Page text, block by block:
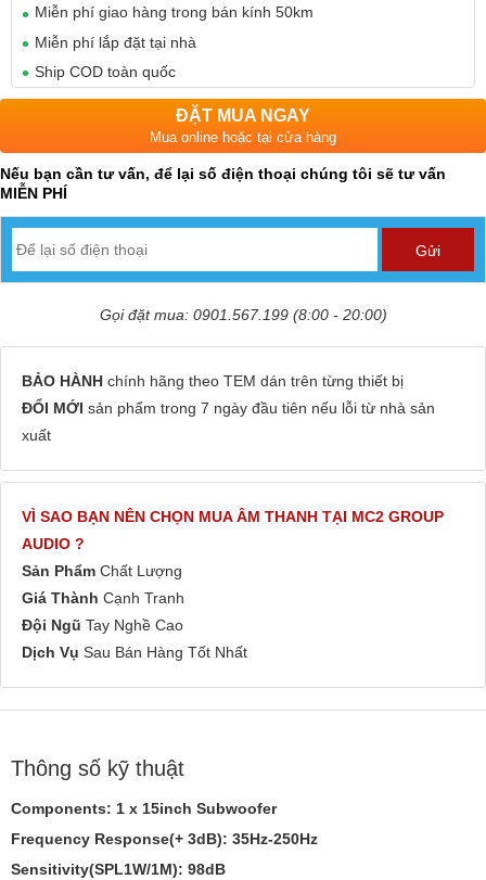
Miễn phí giao hàng trong bán kính 50km
Miễn phí lắp đặt tại nhà
Ship COD toàn quốc
ĐẶT MUA NGAY
Mua online hoặc tại cửa hàng
Nếu bạn cần tư vấn, để lại số điện thoại chúng tôi sẽ tư vấn
MIỄN PHÍ
Gọi đặt mua: 0901.567.199 (8:00 - 20:00)
BẢO HÀNH chính hãng theo TEM dán trên từng thiết bị
ĐỔI MỚI sản phẩm trong 7 ngày đầu tiên nếu lỗi từ nhà sản
xuất
VÌ SAO BẠN NÊN CHỌN MUA ÂM THANH TẠI MC2 GROUP
AUDIO ?
Sản Phẩm Chất Lượng
Giá Thành Cạnh Tranh
Đội Ngũ Tay Nghề Cao
Dịch Vụ Sau Bán Hàng Tốt Nhất
Thông số kỹ thuật
Components: 1 x 15inch Subwoofer
Frequency Response(+ 3dB): 35Hz-250Hz
Sensitivity(SPL1W/1M): 98dB